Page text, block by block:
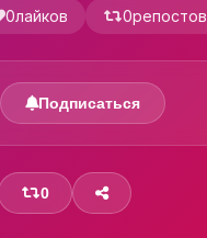
0лайков 0репостов
Подписаться
0